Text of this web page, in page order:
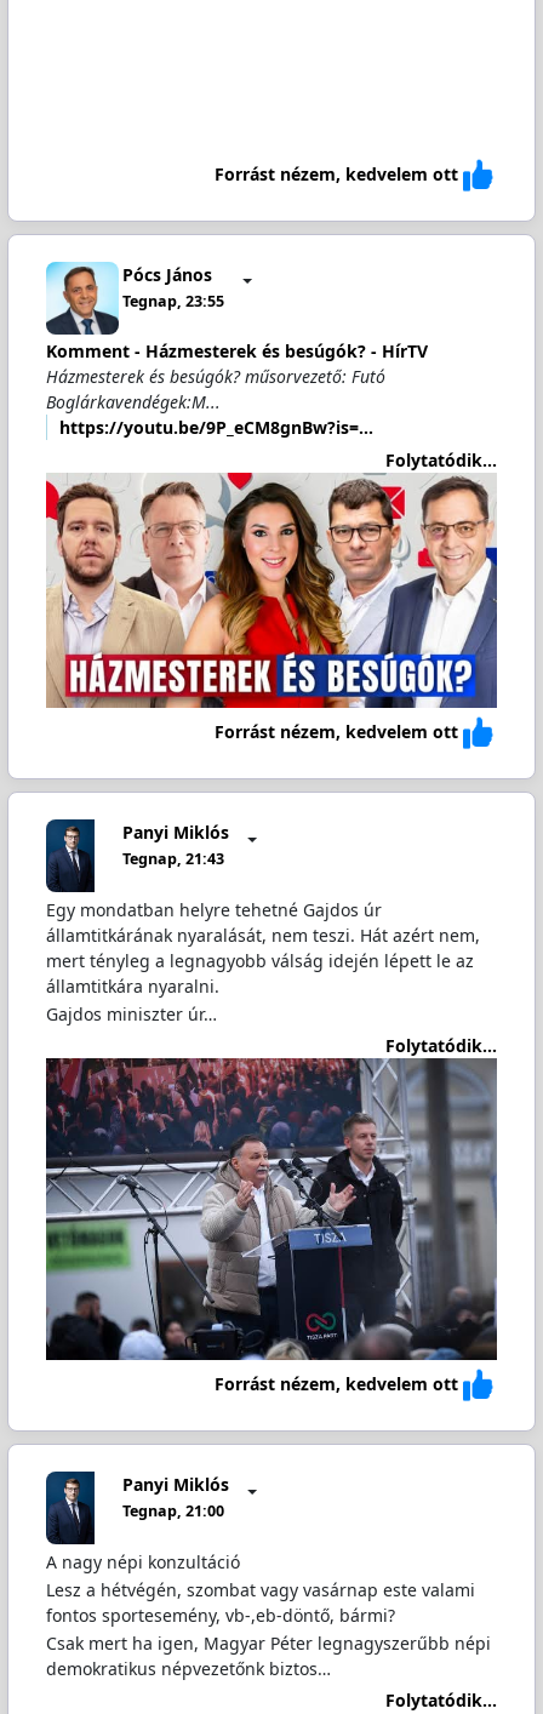
Forrást nézem, kedvelem ott
Pócs János
Tegnap, 23:55
Komment - Házmesterek és besúgók? - HírTV
Házmesterek és besúgók? műsorvezető: Futó
Boglárkavendégek:M...
https://youtu.be/9P_eCM8gnBw?is=…
Folytatódik...
Forrást nézem, kedvelem ott
Panyi Miklós
Tegnap, 21:43
Egy mondatban helyre tehetné Gajdos úr
államtitkárának nyaralását, nem teszi. Hát azért nem,
mert tényleg a legnagyobb válság idején lépett le az
államtitkára nyaralni.
Gajdos miniszter úr…
Folytatódik...
Forrást nézem, kedvelem ott
Panyi Miklós
Tegnap, 21:00
A nagy népi konzultáció
Lesz a hétvégén, szombat vagy vasárnap este valami
fontos sportesemény, vb-,eb-döntő, bármi?
Csak mert ha igen, Magyar Péter legnagyszerűbb népi
demokratikus népvezetőnk biztos…
Folytatódik...